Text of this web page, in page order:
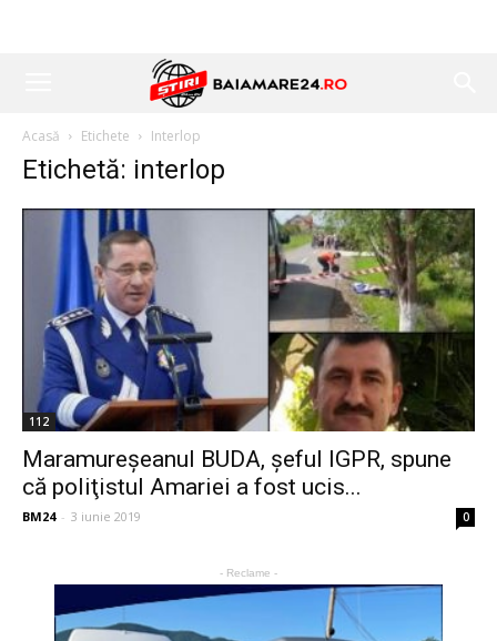
Acasă Etichete Interlop
Etichetă: interlop
112
Maramureșeanul BUDA, șeful IGPR, spune
că poliţistul Amariei a fost ucis...
BM24 - 3 iunie 2019 0
- Reclame -